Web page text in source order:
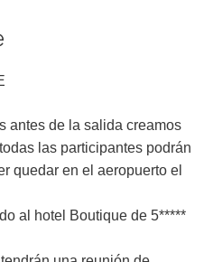
antes de la salida creamos
las participantes podrán
quedar en el aeropuerto el
al hotel Boutique de 5*****